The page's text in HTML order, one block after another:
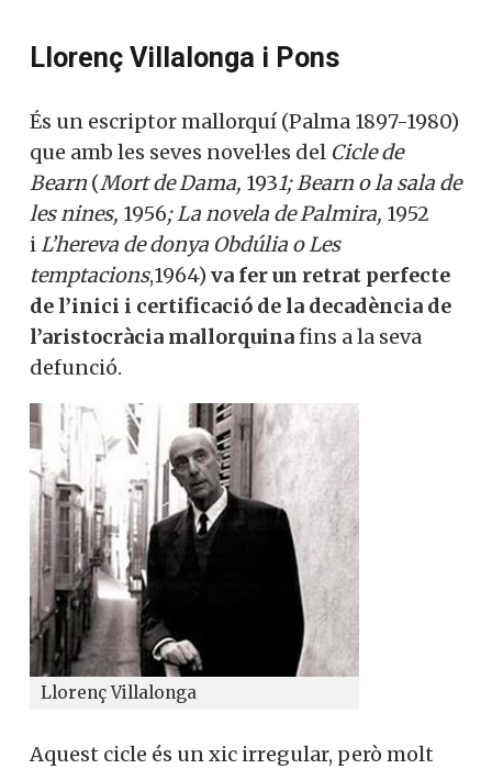
Llorenç Villalonga i Pons
És un escriptor mallorquí (Palma 1897-1980)
que amb les seves novel·les del Cicle de
Bearn (Mort de Dama, 1931; Bearn o la sala de
les nines, 1956; La novela de Palmira, 1952
iL’hereva de donya Obdúlia o Les
temptacions,1964) va fer un retrat perfecte
de l’inici i certificació de la decadència de
l’aristocràcia mallorquinafins a la seva
defunció.
Llorenç Villalonga
Aquest cicle és un xic irregular, però molt